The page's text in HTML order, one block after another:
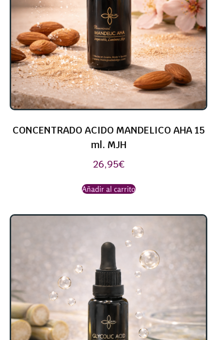
CONCENTRADO ACIDO MANDELICO AHA 15
ml. MJH
26,95€
Añadir al carrito